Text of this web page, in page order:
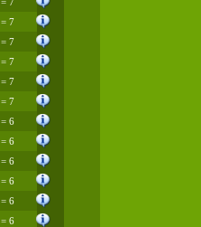
= 7
= 7
= 7
= 7
= 7
= 6
= 6
= 6
= 6
= 6
= 6